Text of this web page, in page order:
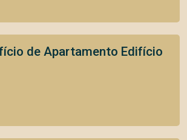
de Apartamento Edifício